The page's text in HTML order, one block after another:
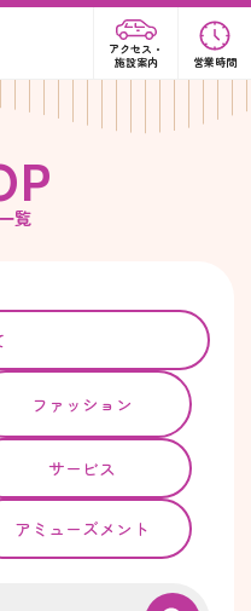
アクセス・
施設案内
営業時間
P
覧
ファッション
サービス
アミューズメント